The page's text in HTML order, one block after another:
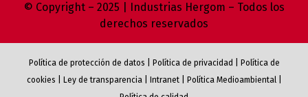
© Copyright – 2025 | Industrias Hergom – Todos los
derechos reservados
Política de protección de datos Política de privacidad
Política de
cookies
Ley de transparencia| Intranet| Política Medioambiental|